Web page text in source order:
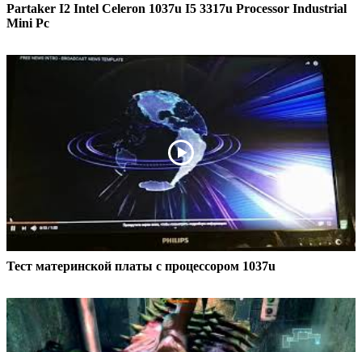
Partaker I2 Intel Celeron 1037u I5 3317u Processor Industrial
Mini Pc
Тест материнской платы с процессором 1037u